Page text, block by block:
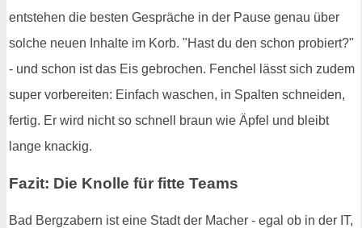
entstehen die besten Gespräche in der Pause genau über
solche neuen Inhalte im Korb. "Hast du den schon probiert?"
- und schon ist das Eis gebrochen. Fenchel lässt sich zudem
super vorbereiten: Einfach waschen, in Spalten schneiden,
fertig. Er wird nicht so schnell braun wie Äpfel und bleibt
lange knackig.
Fazit: Die Knolle für fitte Teams
Bad Bergzabern ist eine Stadt der Macher - egal ob in der IT,